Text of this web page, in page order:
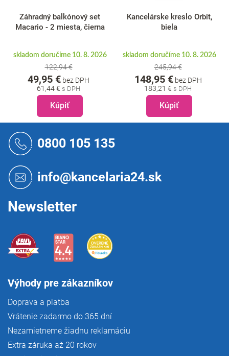
Záhradný balkónový set
Macario - 2 miesta, čierna
skladom doručíme 10. 8. 2026
122,94 €
61,44 €
49,95 € bez DPH
Kúpiť
Kancelárske kreslo Orbit,
biela
skladom doručíme 10. 8. 2026
245,94 €
183,21 €
148,95 €bez DPH
Kúpiť
0800 105 135
info@kancelaria24.sk
Newsletter
Výhody pre zákazníkov
Doprava a platba
Vrátenie zadarmo do 365 dní
Nezamietneme žiadnu reklamáciu
Extra záruka až 20 rokov